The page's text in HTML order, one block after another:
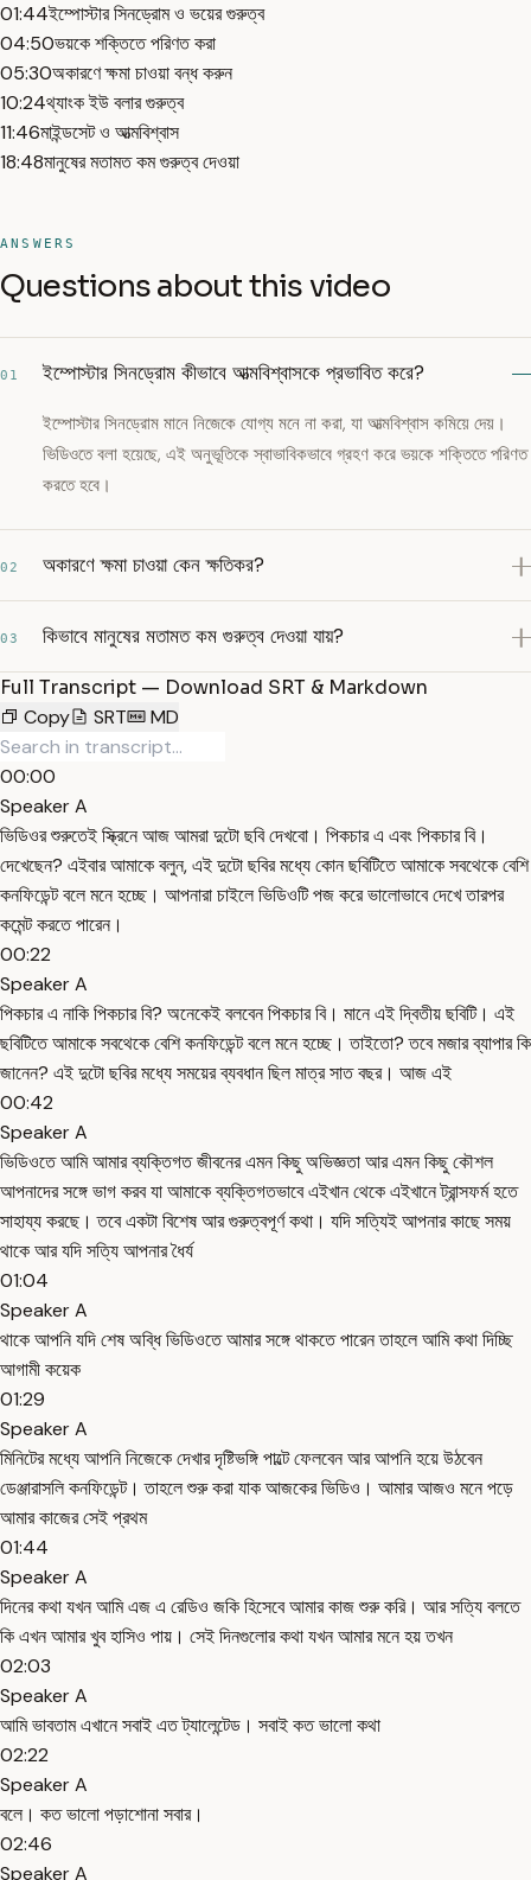
01:44ইম্পোস্টার সিনড্রোম ও ভয়ের গুরুত্ব
04:50ভয়কে শক্তিতে পরিণত করা
05:30অকারণে ক্ষমা চাওয়া বন্ধ করুন
10:24থ্যাংক ইউ বলার গুরুত্ব
11:46মাইন্ডসেট ও আত্মবিশ্বাস
18:48মানুষের মতামত কম গুরুত্ব দেওয়া
ANSWERS
Questions about this video
01 ইম্পোস্টার সিনড্রোম কীভাবে আত্মবিশ্বাসকে প্রভাবিত করে?
ইম্পোস্টার সিনড্রোম মানে নিজেকে যোগ্য মনে না করা, যা আত্মবিশ্বাস কমিয়ে দেয়।
ভিডিওতে বলা হয়েছে, এই অনুভূতিকে স্বাভাবিকভাবে গ্রহণ করে ভয়কে শক্তিতে পরিণত
করতে হবে।
02 অকারণে ক্ষমা চাওয়া কেন ক্ষতিকর?
03 কিভাবে মানুষের মতামত কম গুরুত্ব দেওয়া যায়?
Full Transcript — Download SRT & Markdown
Copy
SRT MD
00:00
Speaker A
ভিডিওর শুরুতেই স্ক্রিনে আজ আমরা দুটো ছবি দেখবো। পিকচার এ এবং পিকচার বি।
দেখেছেন? এইবার আমাকে বলুন, এই দুটো ছবির মধ্যে কোন ছবিটিতে আমাকে সবথেকে বেশি
কনফিডেন্ট বলে মনে হচ্ছে। আপনারা চাইলে ভিডিওটি পজ করে ভালোভাবে দেখে তারপর
কমেন্ট করতে পারেন।
00:22
Speaker A
পিকচার এ নাকি পিকচার বি? অনেকেই বলবেন পিকচার বি। মানে এই দ্বিতীয় ছবিটি। এই
ছবিটিতে আমাকে সবথেকে বেশি কনফিডেন্ট বলে মনে হচ্ছে। তাইতো? তবে মজার ব্যাপার কি
জানেন? এই দুটো ছবির মধ্যে সময়ের ব্যবধান ছিল মাত্র সাত বছর। আজ এই
00:42
Speaker A
ভিডিওতে আমি আমার ব্যক্তিগত জীবনের এমন কিছু অভিজ্ঞতা আর এমন কিছু কৌশল
আপনাদের সঙ্গে ভাগ করব যা আমাকে ব্যক্তিগতভাবে এইখান থেকে এইখানে ট্রান্সফর্ম হতে
সাহায্য করছে। তবে একটা বিশেষ আর গুরুত্বপূর্ণ কথা। যদি সত্যিই আপনার কাছে সময়
থাকে আর যদি সত্যি আপনার ধৈর্য
01:04
Speaker A
থাকে আপনি যদি শেষ অব্ধি ভিডিওতে আমার সঙ্গে থাকতে পারেন তাহলে আমি কথা দিচ্ছি
আগামী কয়েক
01:29
Speaker A
মিনিটের মধ্যে আপনি নিজেকে দেখার দৃষ্টিভঙ্গি পাল্টে ফেলবেন আর আপনি হয়ে উঠবেন
ডেঞ্জারাসলি কনফিডেন্ট। তাহলে শুরু করা যাক আজকের ভিডিও। আমার আজও মনে পড়ে
আমার কাজের সেই প্রথম
01:44
Speaker A
দিনের কথা যখন আমি এজ এ রেডিও জকি হিসেবে আমার কাজ শুরু করি। আর সত্যি বলতে
কি এখন আমার খুব হাসিও পায়। সেই দিনগুলোর কথা যখন আমার মনে হয় তখন
02:03
Speaker A
আমি ভাবতাম এখানে সবাই এত ট্যালেন্টেড। সবাই কত ভালো কথা
02:22
Speaker A
বলে। কত ভালো পড়াশোনা সবার।
02:46
Speaker A